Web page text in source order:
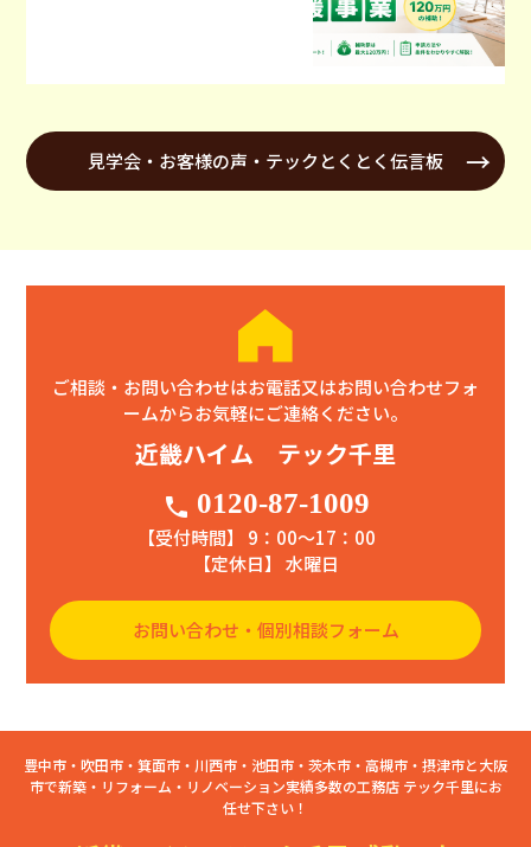
見学会・お客様の声・テックとくとく伝言板
ご相談・お問い合わせはお電話又はお問い合わせフォ
ームからお気軽にご連絡ください。
近畿ハイム テック千里
phone 0120-87-1009
【受付時間】 9：00〜17：00
【定休日】 水曜日
お問い合わせ・個別相談フォーム
豊中市・吹田市・箕面市・川西市・池田市・茨木市・高槻市・摂津市と大阪
市で新築・リフォーム・リノベーション実績多数の工務店 テック千里にお
任せ下さい！